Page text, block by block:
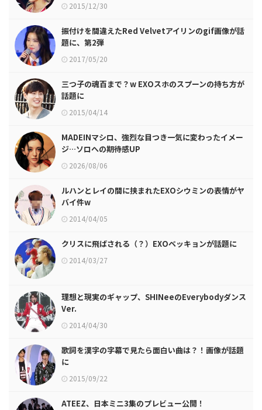
2015/12/30
振付けを間違えたRed Velvetアイリンのgif画像が話
題に、第2弾
2017/05/20
三つ子の魂百まで？w EXOスホのスプーンの持ち方が
話題に
2015/04/14
MADEINマシロ、強烈な目つき一気に変わったイメー
ジ…ソロへの期待感UP
2026/08/06
ルハンとレイの間に挟まれたEXOシウミンの表情がヤ
バイ件w
2014/04/05
クリスに飛ばされる（？）EXOベッキョンが話題に
2014/03/27
理想と現実のギャップ、SHINeeのEverybodyダンス
Ver.
2014/04/30
歌詞を漢字の字幕で見たら面白い曲は？！画像が話題
に
2015/09/22
ATEEZ、日本ミニ3集のプレビュー公開！